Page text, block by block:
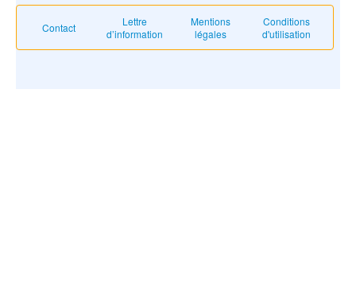
Contact
Lettre
d’information
Mentions
légales
Conditions
d'utilisation